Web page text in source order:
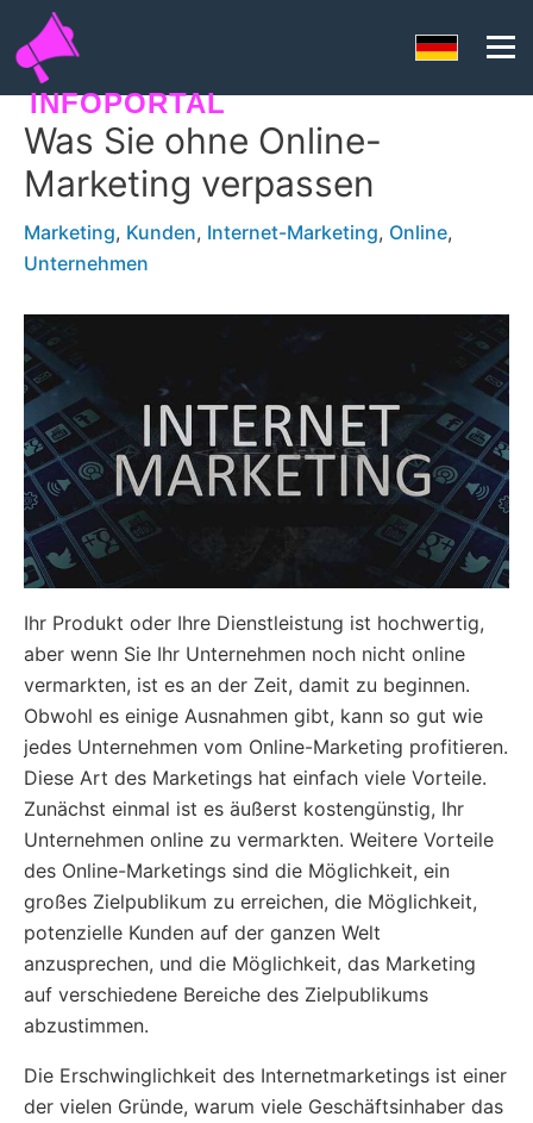
INFOPORTAL
8GN
Was Sie ohne Online-
Marketing verpassen
Marketing, Kunden, Internet-Marketing, Online,
Unternehmen
Ihr Produkt oder Ihre Dienstleistung ist hochwertig,
aber wenn Sie Ihr Unternehmen noch nicht online
vermarkten, ist es an der Zeit, damit zu beginnen.
Obwohl es einige Ausnahmen gibt, kann so gut wie
jedes Unternehmen vom Online-Marketing profitieren.
Diese Art des Marketings hat einfach viele Vorteile.
Zunächst einmal ist es äußerst kostengünstig, Ihr
Unternehmen online zu vermarkten. Weitere Vorteile
des Online-Marketings sind die Möglichkeit, ein
großes Zielpublikum zu erreichen, die Möglichkeit,
potenzielle Kunden auf der ganzen Welt
anzusprechen, und die Möglichkeit, das Marketing
auf verschiedene Bereiche des Zielpublikums
abzustimmen.
Die Erschwinglichkeit des Internetmarketings ist einer
der vielen Gründe, warum viele Geschäftsinhaber das